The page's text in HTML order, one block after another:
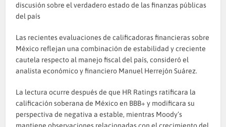
discusión sobre el verdadero estado de las finanzas públicas
del país
Las recientes evaluaciones de calificadoras financieras sobre
México reflejan una combinación de estabilidad y creciente
cautela respecto al manejo fiscal del país, consideró el
analista económico y financiero Manuel Herrejón Suárez.
La lectura ocurre después de que HR Ratings ratificara la
calificación soberana de México en BBB+ y modificara su
perspectiva de negativa a estable, mientras Moody’s
mantiene observaciones relacionadas con el crecimiento del